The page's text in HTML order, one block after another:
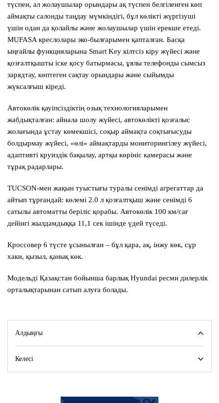
түспен, ал жолаушылар орындары ақ түспен белгіленген көп
аймақты салонды таңдау мүмкіндігі, бұл көлікті жүргізуші
үшін одан да қолайлы және жолаушылар үшін ерекше етеді.
MUFASA креслолары эко-былғарымен қапталған. Басқа
ыңғайлы функцияларына Smart Key кілтсіз кіру жүйесі және
қозғалтқышты іске қосу батырмасы, ұялы телефонды сымсыз
зарядтау, көптеген сақтау орындары және сыйымды
жүксалғыш кіреді.
Автокөлік қауіпсіздіктің озық технологияларымен
жабдықталған: айнала шолу жүйесі, автокөлікті қозғалыс
жолағында ұстау көмекшісі, соқыр аймақта соқтығысуды
болдырмау жүйесі, «өлі» аймақтарды мониторингілеу жүйесі,
адаптивті круиздік бақылау, артқы көрініс камерасы және
тұрақ радарлары.
TUCSON-мен жақын туыстығы туралы сенімді агрегаттар да
айтып тұрғандай: көлемі 2.0 л қозғалтқыш және сенімді 6
сатылы автоматты беріліс қорабы. Автокөлік 100 км/сағ
дейінгі жылдамдыққа 11,1 сек ішінде үдей түседі.
Кроссовер 6 түсте ұсынылған – бұл қара, ақ, інжу көк, сұр
хаки, қызыл, қанық көк.
Модельді Қазақстан бойынша барлық Hyundai ресми дилерлік
орталықтарынан сатып алуға болады.
Алдыңғы
Келесі